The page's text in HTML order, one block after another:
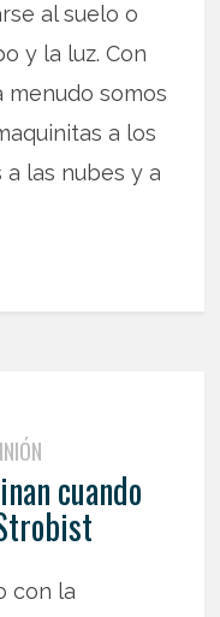
al suelo o
y la luz. Con
somos
a los
las nubes y a
cuando
con la